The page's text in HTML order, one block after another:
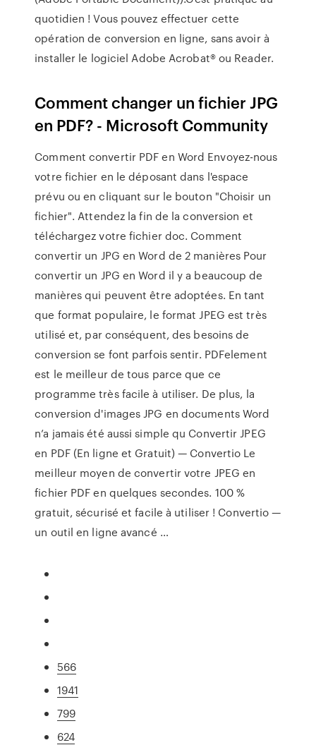
quotidien ! Vous pouvez effectuer cette
opération de conversion en ligne, sans avoir à
installer le logiciel Adobe Acrobat® ou Reader.
Comment changer un fichier JPG
en PDF? - Microsoft Community
Comment convertir PDF en Word Envoyez-nous
votre fichier en le déposant dans l'espace
prévu ou en cliquant sur le bouton "Choisir un
fichier". Attendez la fin de la conversion et
téléchargez votre fichier doc. Comment
convertir un JPG en Word de 2 manières Pour
convertir un JPG en Word il y a beaucoup de
manières qui peuvent être adoptées. En tant
que format populaire, le format JPEG est très
utilisé et, par conséquent, des besoins de
conversion se font parfois sentir. PDFelement
est le meilleur de tous parce que ce
programme très facile à utiliser. De plus, la
conversion d'images JPG en documents Word
n’a jamais été aussi simple qu Convertir JPEG
en PDF (En ligne et Gratuit) — Convertio Le
meilleur moyen de convertir votre JPEG en
fichier PDF en quelques secondes. 100 %
gratuit, sécurisé et facile à utiliser ! Convertio —
un outil en ligne avancé …
566
1941
799
624